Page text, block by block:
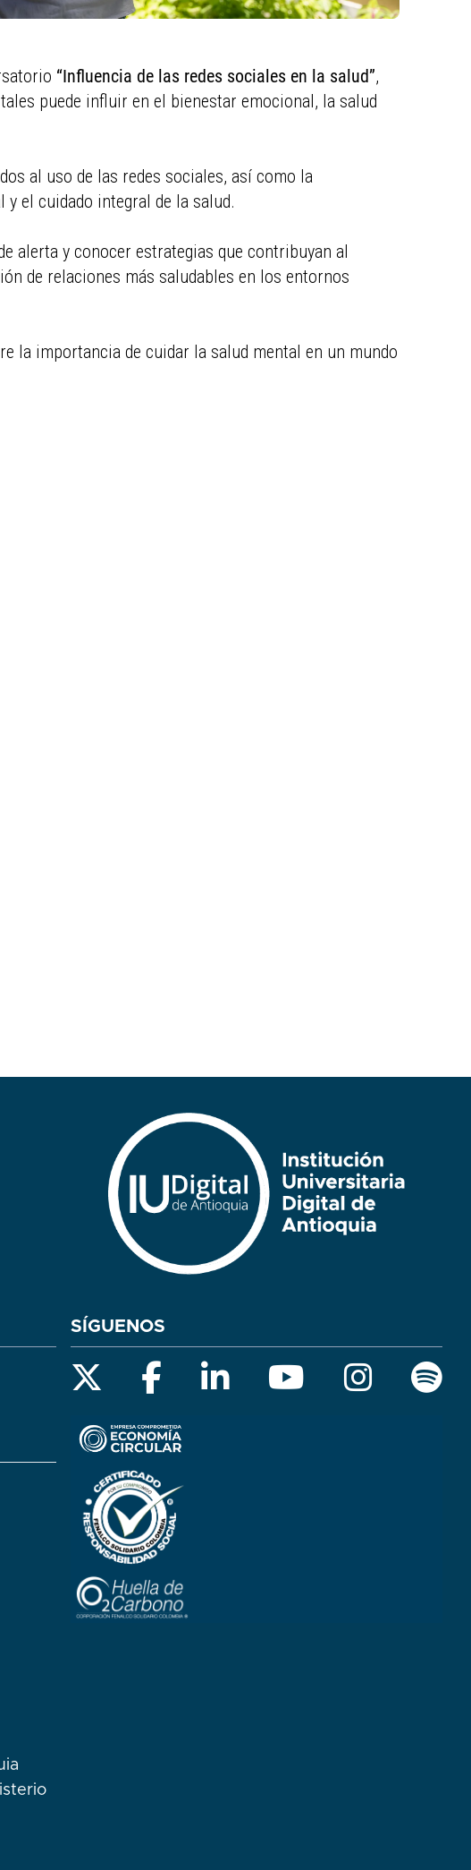
“Influencia de las redes sociales en la salud”,
puede influir en el bienestar emocional, la salud
al uso de las redes sociales, así como la
el cuidado integral de la salud.
alerta y conocer estrategias que contribuyan al
de relaciones más saludables en los entornos
la importancia de cuidar la salud mental en un mundo
SÍGUENOS